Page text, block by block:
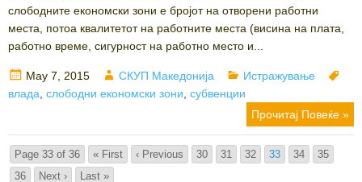
слободните економски зони е бројот на отворени работни
места, потоа квалитетот на работните места (висина на плата,
работно време, сигурност на работно место и...
Posted
on
May 7, 2015 Author
СКУП Македонија Categories
Истражување
влада слободни економски зони субвенции
Прочитај Повеќе »
Page 33 of 36 « First ‹ Previous 30 31 32 33 34
35
36
Next › Last »